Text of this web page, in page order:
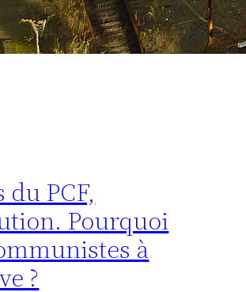
du PCF,
Pourquoi
à
?